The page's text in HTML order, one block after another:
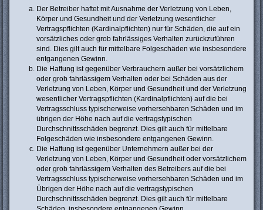
Der Betreiber haftet mit Ausnahme der Verletzung von Leben,
Körper und Gesundheit und der Verletzung wesentlicher
Vertragspflichten (Kardinalpflichten) nur für Schäden, die auf ein
vorsätzliches oder grob fahrlässiges Verhalten zurückzuführen
sind. Dies gilt auch für mittelbare Folgeschäden wie insbesondere
entgangenen Gewinn.
Die Haftung ist gegenüber Verbrauchern außer bei vorsätzlichem
oder grob fahrlässigem Verhalten oder bei Schäden aus der
Verletzung von Leben, Körper und Gesundheit und der Verletzung
wesentlicher Vertragspflichten (Kardinalpflichten) auf die bei
Vertragsschluss typischerweise vorhersehbaren Schäden und im
übrigen der Höhe nach auf die vertragstypischen
Durchschnittsschäden begrenzt. Dies gilt auch für mittelbare
Folgeschäden wie insbesondere entgangenen Gewinn.
Die Haftung ist gegenüber Unternehmern außer bei der
Verletzung von Leben, Körper und Gesundheit oder vorsätzlichem
oder grob fahrlässigem Verhalten des Betreibers auf die bei
Vertragsschluss typischerweise vorhersehbaren Schäden und im
Übrigen der Höhe nach auf die vertragstypischen
Durchschnittsschäden begrenzt. Dies gilt auch für mittelbare